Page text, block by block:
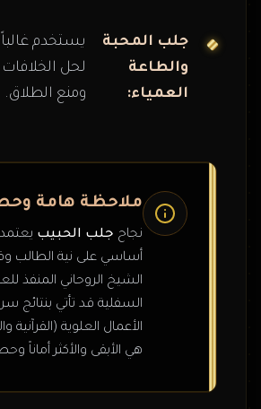
جلب المحبة
والطاعة
العمياء:
يستخدم غالباً
لحل
ومنع الطلاق.
ملاحظة هامة
نجاح جلب الحبيب
أساسي على نية الطالب
الشيخ الروحاني المنفذ
السفلية قد تأتي بنتائج
الأعمال العلوية (القرآنية
هي الأبقى والأكثر أماناً